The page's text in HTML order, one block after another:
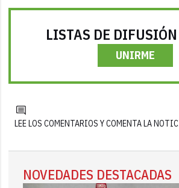
LISTAS DE DIFUSIÓN
UNIRME
LEE LOS COMENTARIOS Y COMENTA LA
NOVEDADES DESTACADAS